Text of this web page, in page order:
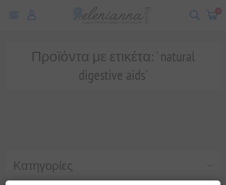
0
Κατηγορίες
Προϊόντα με ετικέτα: ' natural
digestive aids'